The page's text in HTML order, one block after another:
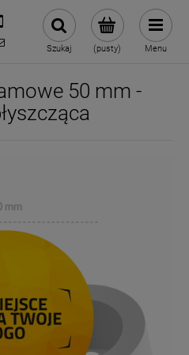
221002030
sklep@reklamydrukarnia.pl
(pusty)
Szukaj Menu
50 mm -